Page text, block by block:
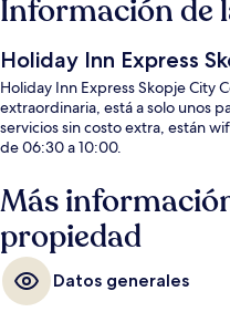
Información de
Holiday Inn Express
Holiday Inn Express Skopje City
extraordinaria, está a solo unos
servicios sin costo extra, están
de 06:30 a 10:00.
Más
propiedad
Datos generales